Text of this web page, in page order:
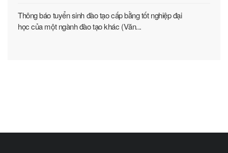
Thông báo tuyển sinh đào tạo cấp bằng tốt nghiệp đại
học của một ngành đào tạo khác (Văn...